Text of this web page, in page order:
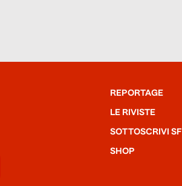
REPORTAGE
LE RIVISTE
SOTTOSCRIVI SF
SHOP